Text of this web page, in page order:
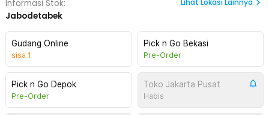
Informasi Stok:
Jabodetabek
Lihat Lokasi Lainnya
Gudang Online
sisa 1
Pick n Go Bekasi
Pre-Order
Pick n Go Depok
Pre-Order
Toko Jakarta Pusat
Habis